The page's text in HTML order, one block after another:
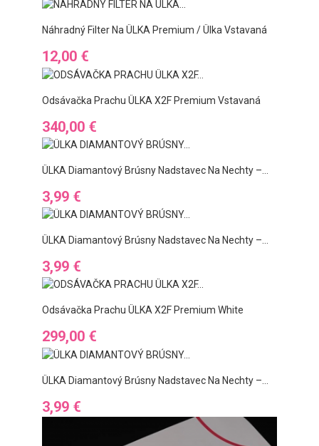
Náhradný Filter Na ÜLKA Premium / Ülka Vstavaná
Preis
12,00 €
Odsávačka Prachu ÜLKA X2F Premium Vstavaná
Preis
340,00 €
ÜLKA Diamantový Brúsny Nadstavec Na Nechty –...
Preis
3,99 €
ÜLKA Diamantový Brúsny Nadstavec Na Nechty –...
Preis
3,99 €
Odsávačka Prachu ÜLKA X2F Premium White
Preis
299,00 €
ÜLKA Diamantový Brúsny Nadstavec Na Nechty –...
Preis
3,99 €